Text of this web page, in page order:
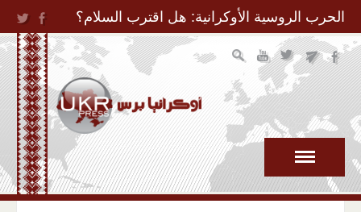
Jump to Navigation
الحرب الروسية الأوكرانية: هل اقترب السلام؟